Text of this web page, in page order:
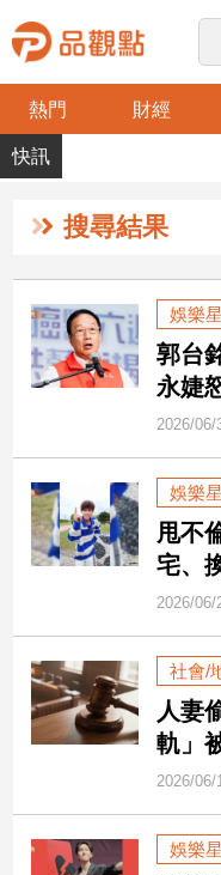
熱門 財經
品
觀
財
台
灣
財
經
經/
股
市
產
品
政
治
搜尋結果
娛樂
郭台
永婕
2026/06/
娛樂
甩不
宅、
2026/06/
社會/
人妻
軌」
2026/06/
娛樂